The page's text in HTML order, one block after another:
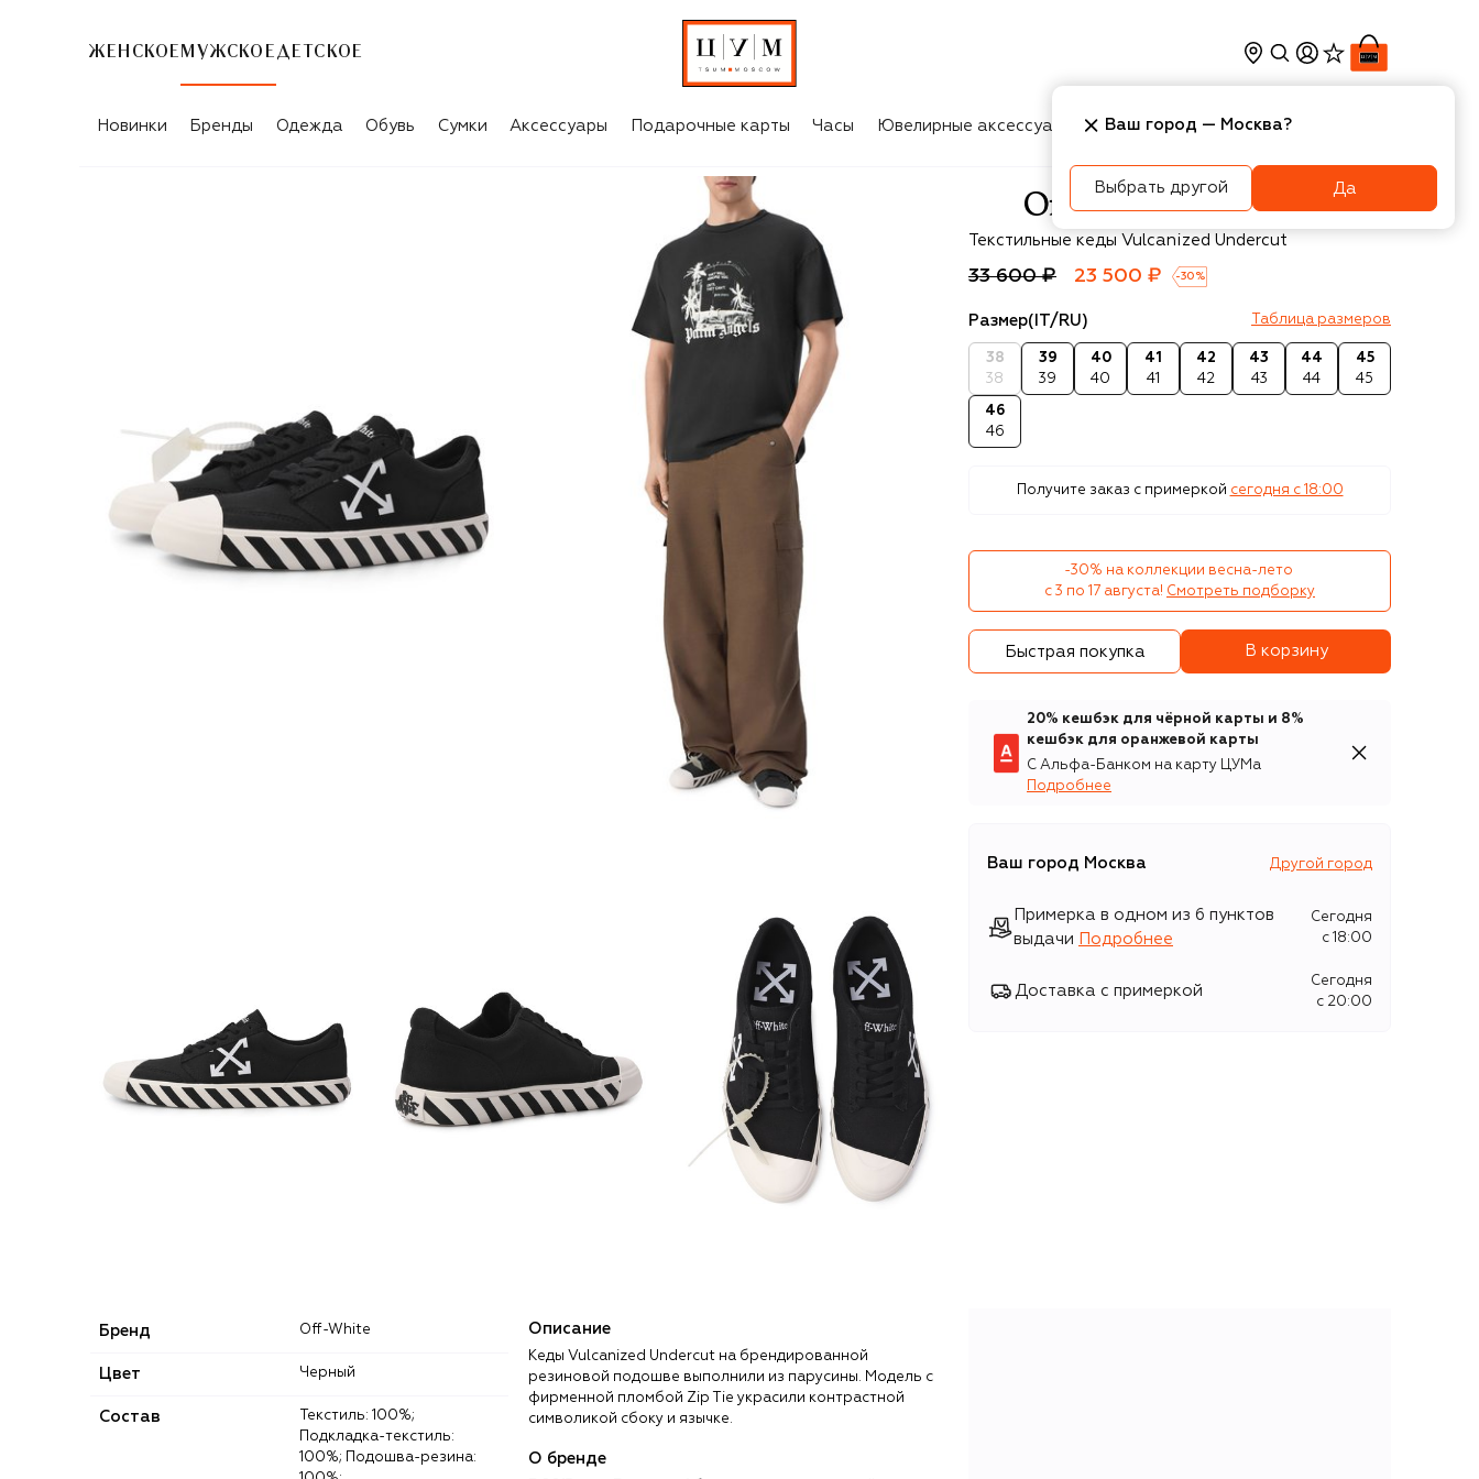
ЖЕНСКОЕ МУЖСКОЕ ДЕТСКОЕ
Новинки Бренды Одежда Обувь Сумки Аксессуары Подарочные карты Часы Ювелирные аксессуары Косметика Интерьер
Off-White
Текстильные кеды Vulcanized Undercut
33 600 ₽ 23 500 ₽ -30 %
Размер(IT/RU) Таблица размеров
38
38
39
39
40
40
41
41
42
42
43
43
44
44
45
45
46
46
Получите заказ с примеркой сегодня c 18:00
-30% на коллекции весна-лето
с 3 по 17 августа! Смотреть подборку
Быстрая покупка В корзину
20% кешбэк для чёрной карты и 8%
кешбэк для оранжевой карты
С Альфа-Банком на карту ЦУМа
Подробнее
Ваш город Москва Другой город
Примерка в одном из 6 пунктов
выдачи
Подробнее
Сегодня
c 18:00
Доставка с примеркой
Сегодня
c 20:00
Бренд Off-White
Цвет Черный
Состав
Подкладка-текстиль:
100%; Подошва-резина:
Описание
Кеды Vulcanized Undercut на брендированной
резиновой подошве выполнили из парусины. Модель с
фирменной пломбой Zip Tie украсили контрастной
символикой сбоку и язычке.
О бренде
Ваш город — Москва?
Выбрать другой Да